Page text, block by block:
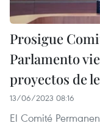
Prosigue
Parlamento
proyectos de
13/06/2023 08:16
El Comité